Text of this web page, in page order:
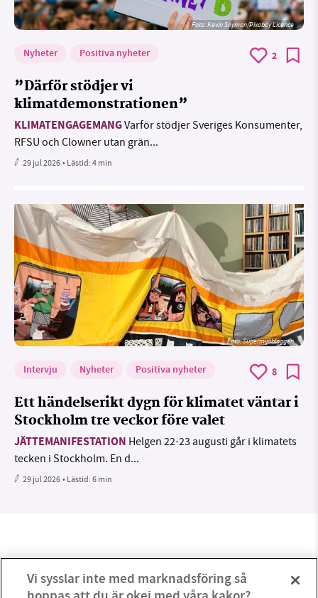
Foto:Kevin Snyman/Pixabay Licence
Nyheter Positiva nyheter 2
”Därför stödjer vi
klimatdemonstrationen”
KLIMATENGAGEMANGVarför stödjer Sveriges Konsumenter,
RFSU och Clowner utan grän...
29 jul 2026• Lästid:4 min
Foto: Supermijöbloggen
Intervju Nyheter Positiva nyheter 8
Ett händelserikt dygn för klimatet väntar i
Stockholm tre veckor före valet
JÄTTEMANIFESTATION Helgen 22-23 augusti går i klimatets
tecken i Stockholm. En d...
29 jul 2026• Lästid:6 min
Vi sysslar inte med marknadsföring så